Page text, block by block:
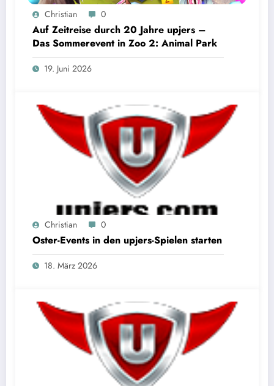
Christian 0
Auf Zeitreise durch 20 Jahre upjers –
Das Sommerevent in Zoo 2: Animal Park
19. Juni 2026
Christian 0
Oster-Events in den upjers-Spielen starten
18. März 2026